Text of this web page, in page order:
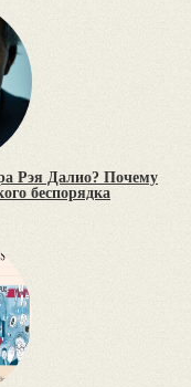
Рэя Далио? Почему
беспорядка